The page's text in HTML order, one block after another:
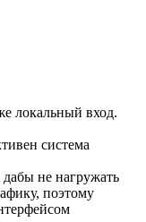
локальный вход.
система
дабы не нагружать
поэтому